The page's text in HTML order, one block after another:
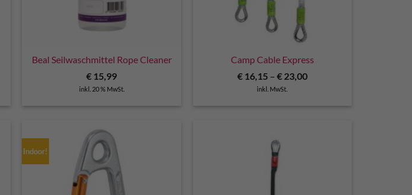
Beal Seilwaschmittel Rope Cleaner
€ 15,99
inkl. 20 % MwSt.
Camp Cable Express
€16,15– €23,00
inkl. MwSt.
Indoor!